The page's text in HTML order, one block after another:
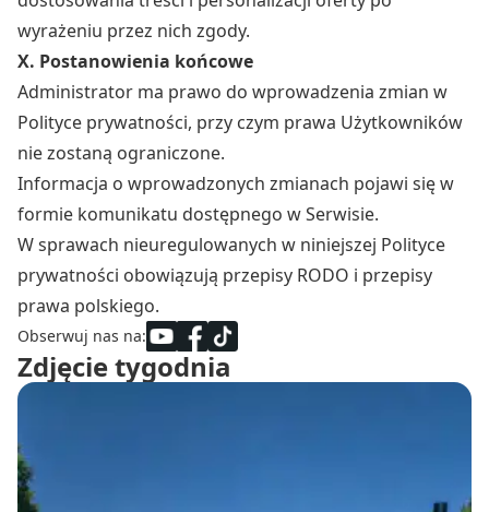
wyrażeniu przez nich zgody.
X. Postanowienia końcowe
Administrator ma prawo do wprowadzenia zmian w
Polityce prywatności, przy czym prawa Użytkowników
nie zostaną ograniczone.
Informacja o wprowadzonych zmianach pojawi się w
formie komunikatu dostępnego w Serwisie.
W sprawach nieuregulowanych w niniejszej Polityce
prywatności obowiązują przepisy RODO i przepisy
prawa polskiego.
Obserwuj nas na:
Zdjęcie tygodnia